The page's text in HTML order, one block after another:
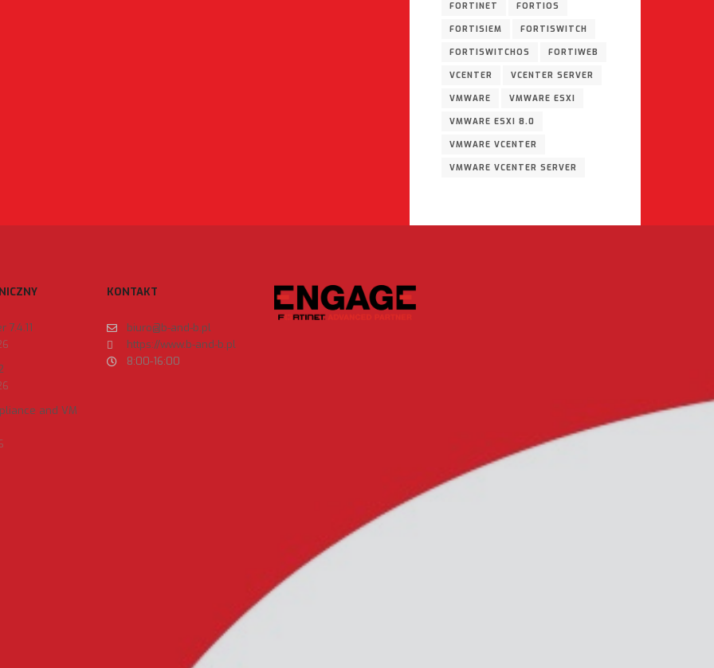
FORTINET FORTIOS
FORTISIEM FORTISWITCH
FORTISWITCHOS FORTIWEB
VCENTER VCENTER SERVER
VMWARE VMWARE ESXI
VMWARE ESXI 8.0
VMWARE VCENTER
VMWARE VCENTER SERVER
7.4.11
and VM
KONTAKT
biuro@b-and-b.pl
https://www.b-and-b.pl
8:00-16:00